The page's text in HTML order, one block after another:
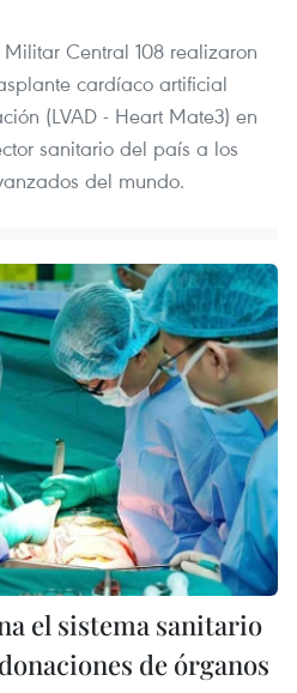
Central 108 realizaron
cardíaco artificial
(LVAD - Heart Mate3) en
sanitario del país a los
del mundo.
el sistema sanitario
de órganos